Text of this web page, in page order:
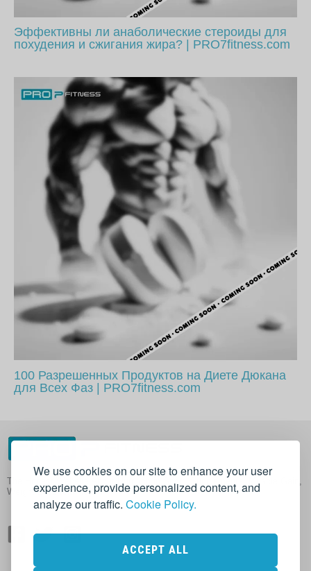
We use cookies on our site to enhance your user
experience, provide personalized content, and
analyze our traffic. Cookie Policy.
ACCEPT ALL
Эффективны ли анаболические стероиды для
похудения и сжигания жира? | PRO7fitness.com
100 Разрешенных Продуктов на Диете Дюкана
для Всех Фаз | PRO7fitness.com
The Honest Website About Nutrition in Sport, Supplements, Muscle Gain,
Weight Loss and Health